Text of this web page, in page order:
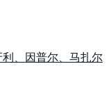
、因普尔、马扎尔